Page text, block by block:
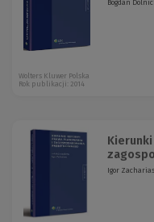
Bogdan
Wolters Kluwer Polska
Rok publikacji: 2014
Igor